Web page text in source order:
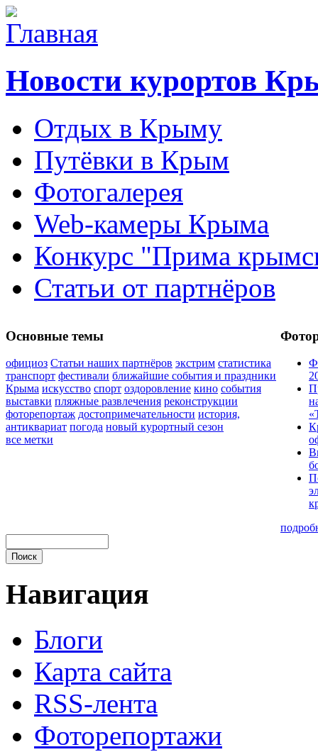
Новости курортов
Отдых в Крыму
Путёвки в Крым
Фотогалерея
Web-камеры Крыма
Конкурс "Прима
Статьи от партнёров
Основные темы
официоз Статьи наших партнёров экстрим статистика
транспорт фестивали ближайшие события и праздники
Крыма искусство спорт оздоровление кино события
выставки пляжные развлечения реконструкции
фоторепортаж достопримечательности история,
антиквариат погода новый курортный сезон
все метки
Навигация
Блоги
Карта сайта
RSS-лента
Фоторепортажи